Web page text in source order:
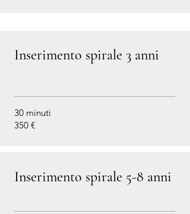
Inserimento spirale 3 anni
30 minuti
350 €
Inserimento spirale 5-8 anni